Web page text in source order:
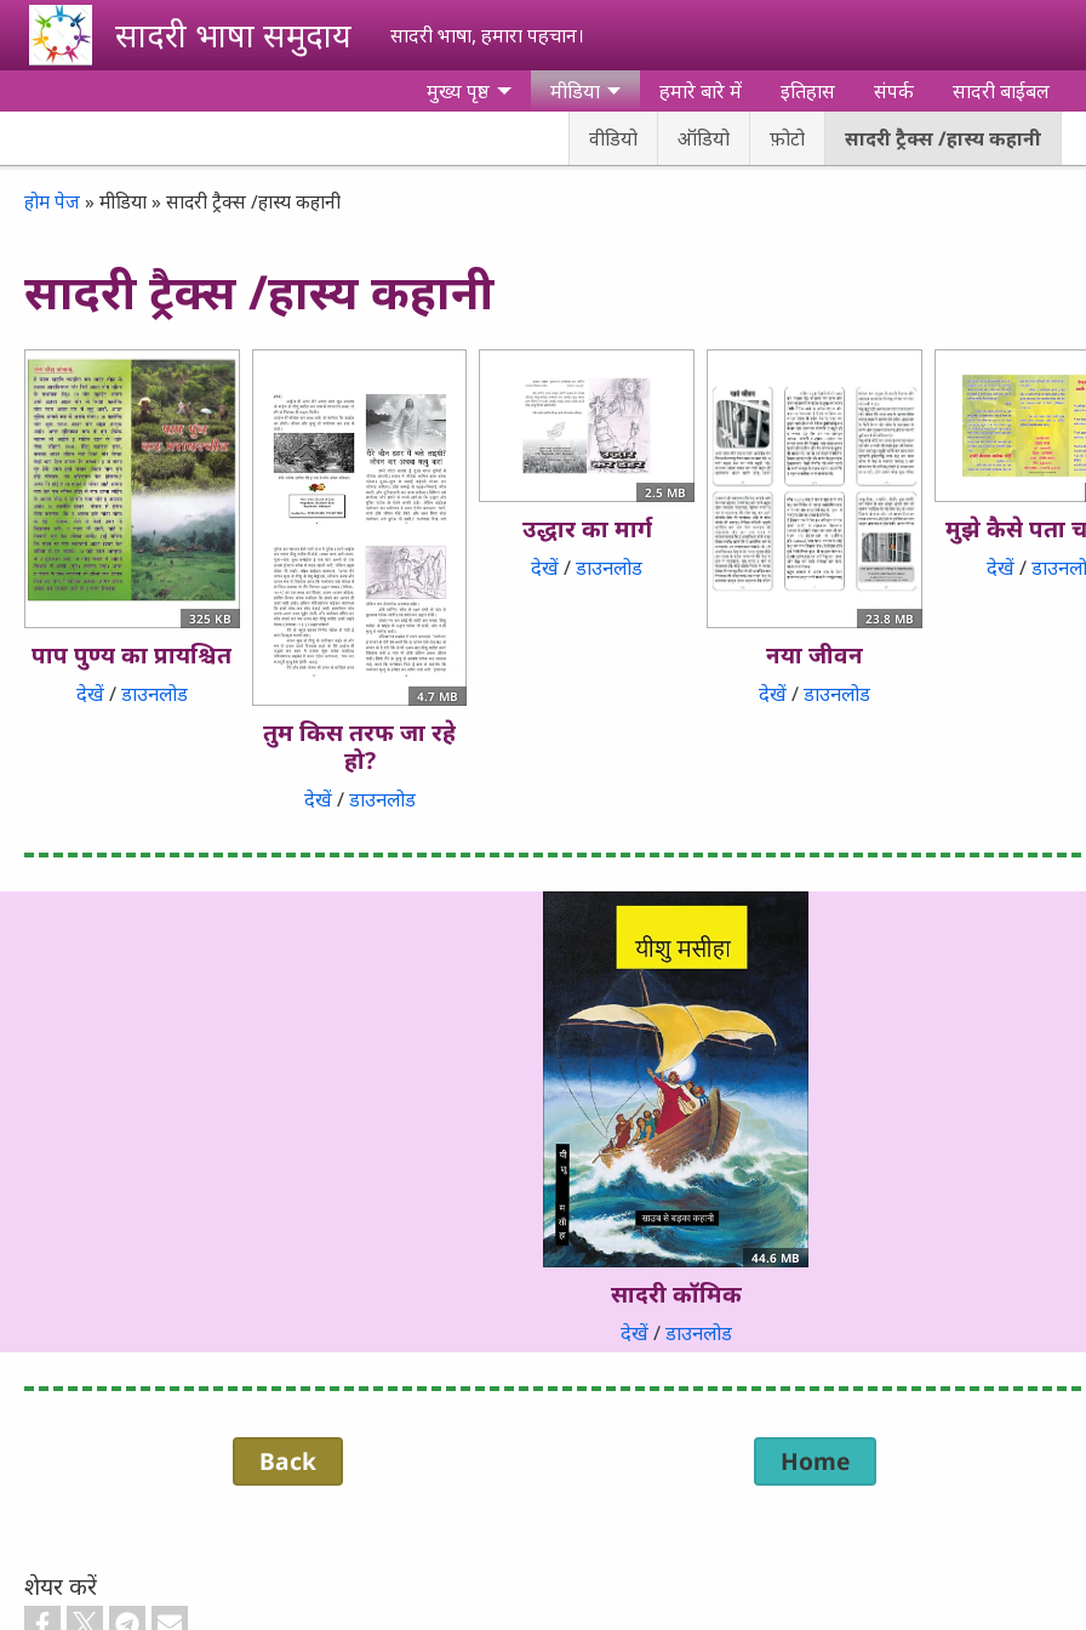
Skip to main contentसादरी भाषा समुदाय सादरी भाषा, हमारा पहचान।
मुख्य पृष्ठ
मीडिया
वीडियो
ऑडियो फ़ोटो सादरी ट्रैक्स /हास्य कहानी
हमारे बारे में इतिहास संपर्क सादरी बाईबल
Breadcrumb
होम पेज मीडिया सादरी ट्रैक्स /हास्य कहानी
सादरी ट्रैक्स /हास्य कहानी
325 KB
पाप पुण्य का प्रायश्चित
देखें/डाउनलोड 4.7 MB
तुम किस तरफ जा रहे
हो?
देखें/डाउनलोड
2.5 MB
उद्धार का मार्ग
देखें/डाउनलोड
23.8 MB
नया जीवन
देखें/डाउनलोड
मुझे कैसे पता
देखें/
44.6 MB
सादरी कॉमिक
देखें/डाउनलोड
Back Home
शेयर करें